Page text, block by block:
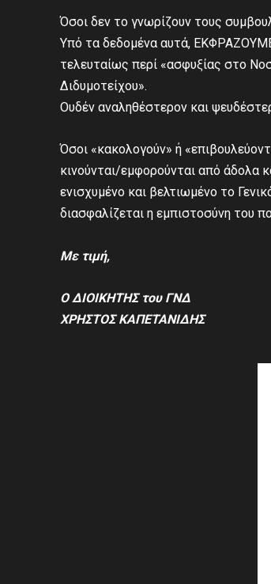
Όσοι δεν το γνωρίζουν τους
Υπό τα δεδομένα αυτά, ΕΚΦΡΑΖΟΥΜΕ
τελευταίως περί «ασφυξίας στο
Διδυμοτείχου».
Ουδέν αναληθέστερον και
Όσοι «κακολογούν» ή
κινούνται/εμφορούνται από άδολα
ενισχυμένο και βελτιωμένο το
διασφαλίζεται η εμπιστοσύνη του
Με τιμή,
Ο ΔΙΟΙΚΗΤΗΣ του ΓΝΔ
ΧΡΗΣΤΟΣ ΚΑΠΕΤΑΝΙΔΗΣ